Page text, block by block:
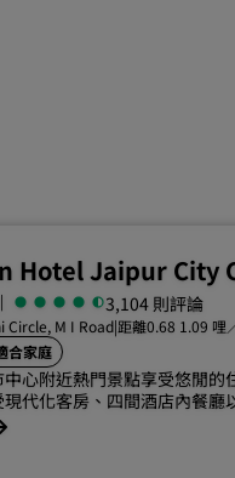
Hotel Jaipur City
| 3,104 則評論
Circle, M I Road|距離0.68 1.09 哩
合家庭
心附近熱門景點享受悠閒
代化客房、四間酒店內餐廳